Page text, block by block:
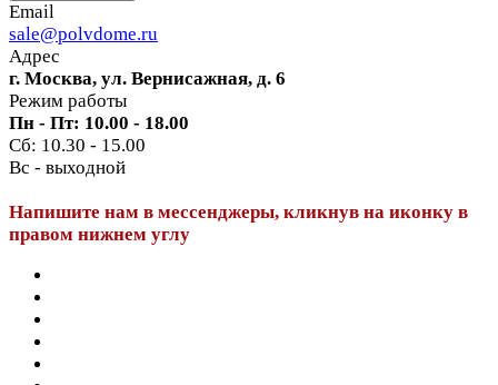
Email
sale@polvdome.ru
Адрес
г. Москва, ул. Вернисажная, д. 6
Режим работы
Пн - Пт: 10.00 - 18.00
Сб: 10.30 - 15.00
Вс - выходной
Напишите нам в мессенджеры, кликнув на иконку в
правом нижнем углу